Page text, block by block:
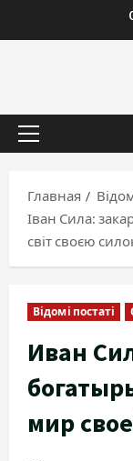
к
Основное
Главная
Іван Сила:
світ своєю
Відомі постаті
Иван
мир